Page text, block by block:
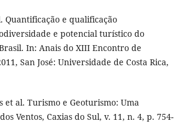
Quantificação e qualificação
e potencial turístico do
In: Anais do XIII Encontro de
San José: Universidade de Costa Rica,
et al. Turismo e Geoturismo: Uma
Ventos, Caxias do Sul, v. 11, n. 4, p. 754-